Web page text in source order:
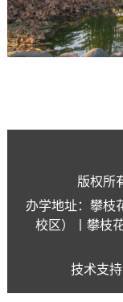
版权所
办学地址：攀枝
校区）丨攀枝
技术支